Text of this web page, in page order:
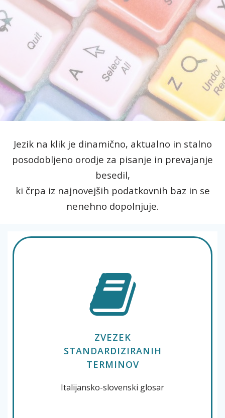
Jezik na klik je dinamično, aktualno in stalno
posodobljeno orodje za pisanje in prevajanje
besedil,
ki črpa iz najnovejših podatkovnih baz in se
nenehno dopolnjuje.
ZVEZEK
STANDARDIZIRANIH
TERMINOV
Italijansko-slovenski glosar